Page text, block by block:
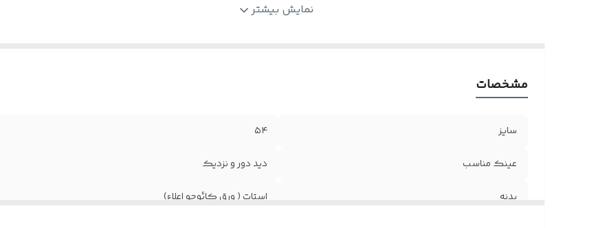
مناسب :خانم ها و آقایاننمایش بیشتر
مشخصات
سایز ۵۴
عینک مناسب دید دور و نزدیک
بدنه استات ( ورق کائوچو اعلاء)